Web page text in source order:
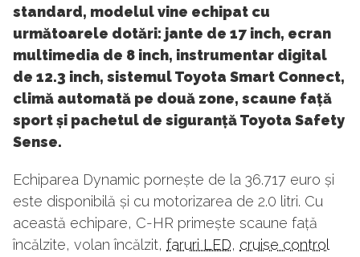
standard, modelul vine echipat cu
următoarele dotări: jante de 17 inch, ecran
multimedia de 8 inch, instrumentar digital
de 12.3 inch, sistemul Toyota Smart Connect,
climă automată pe două zone, scaune față
sport și pachetul de siguranță Toyota Safety
Sense.
Echiparea Dynamic pornește de la 36.717 euro și
este disponibilă și cu motorizarea de 2.0 litri. Cu
această echipare, C-HR primește scaune față
încălzite, volan încălzit, faruri LED, cruise control